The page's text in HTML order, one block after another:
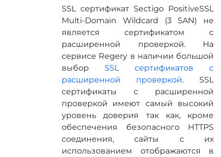
SSL сертификат Sectigo PositiveSSL
Multi-Domain Wildcard (3 SAN) не
является сертификатом с
расширенной проверкой. На
сервисе Regery в наличии большой
выбор SSL сертификатов с
расширенной проверкой. SSL
сертификаты с расширенной
проверкой имеют самый высокий
уровень доверия так как, кроме
обеспечения безопасного HTTPS
соединения, сайты с их
использованием отображаются в